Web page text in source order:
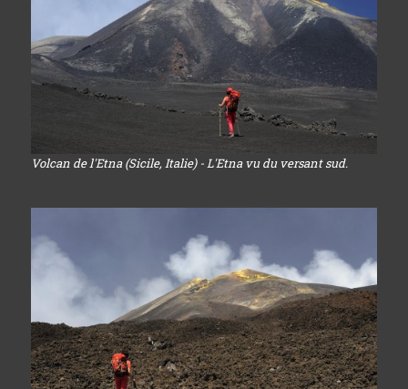
Volcan de l'Etna (Sicile, Italie) - L'Etna vu du versant sud.